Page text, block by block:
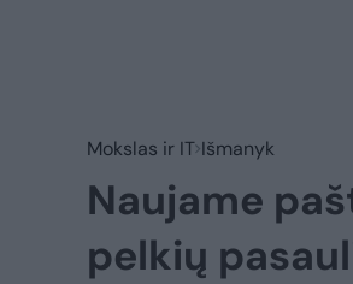
Mokslas ir IT Išmanyk
Naujame
pelkių